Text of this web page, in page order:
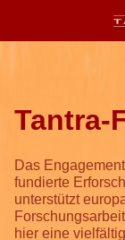
Tantra-
Das
fundierte
unterstützt
hier eine